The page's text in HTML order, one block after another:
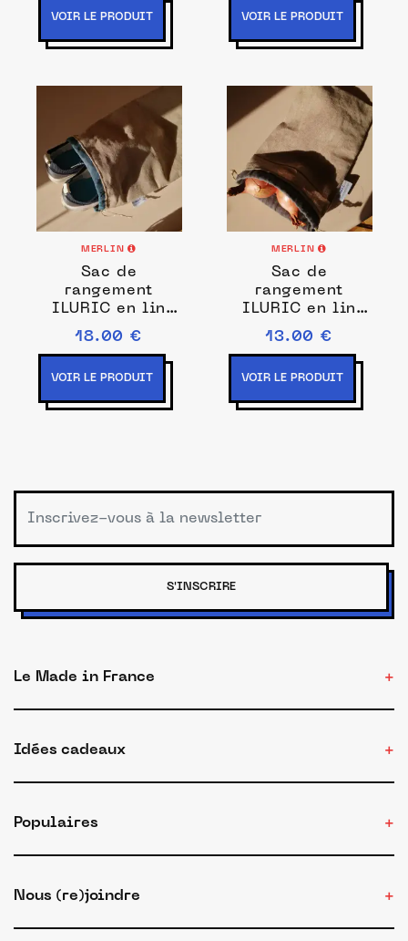
VOIR LE PRODUIT VOIR LE PRODUIT
MERLIN
Sac de
rangement
ILURIC en lin
brut Gris moyen
30 x 50 cm
18.00 €
VOIR LE PRODUIT
MERLIN
Sac de
rangement
ILURIC en lin
brut Gris moyen
20 x 30 cm
13.00 €
VOIR LE PRODUIT
S'INSCRIRE
Le Made in France
Idées cadeaux
Populaires
Nous (re)joindre